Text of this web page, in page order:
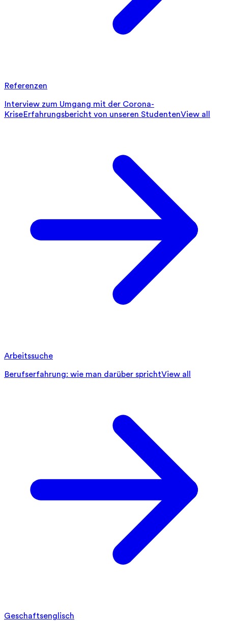
Referenzen
Interview zum Umgang mit der Corona-
KriseErfahrungsbericht von unseren StudentenView all
Arbeitssuche
Berufserfahrung: wie man darüber sprichtView all
Geschaftsenglisch